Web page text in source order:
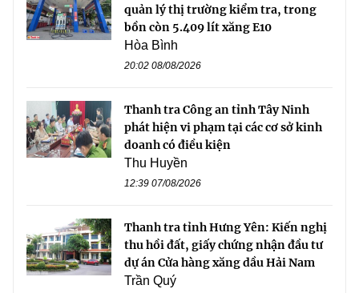
quản lý thị trường kiểm tra, trong
bồn còn 5.409 lít xăng E10
Hòa Bình
20:02 08/08/2026
Thanh tra Công an tỉnh Tây Ninh
phát hiện vi phạm tại các cơ sở kinh
doanh có điều kiện
Thu Huyền
12:39 07/08/2026
Thanh tra tỉnh Hưng Yên: Kiến nghị
thu hồi đất, giấy chứng nhận đầu tư
dự án Cửa hàng xăng dầu Hải Nam
Trần Quý